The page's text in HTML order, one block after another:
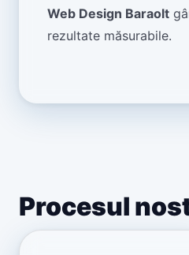
Web Design Baraolt
rezultate măsurabile.
Procesul